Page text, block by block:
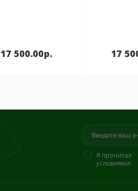
17 500.00р.
корзину
17
Я прочитал
условиями